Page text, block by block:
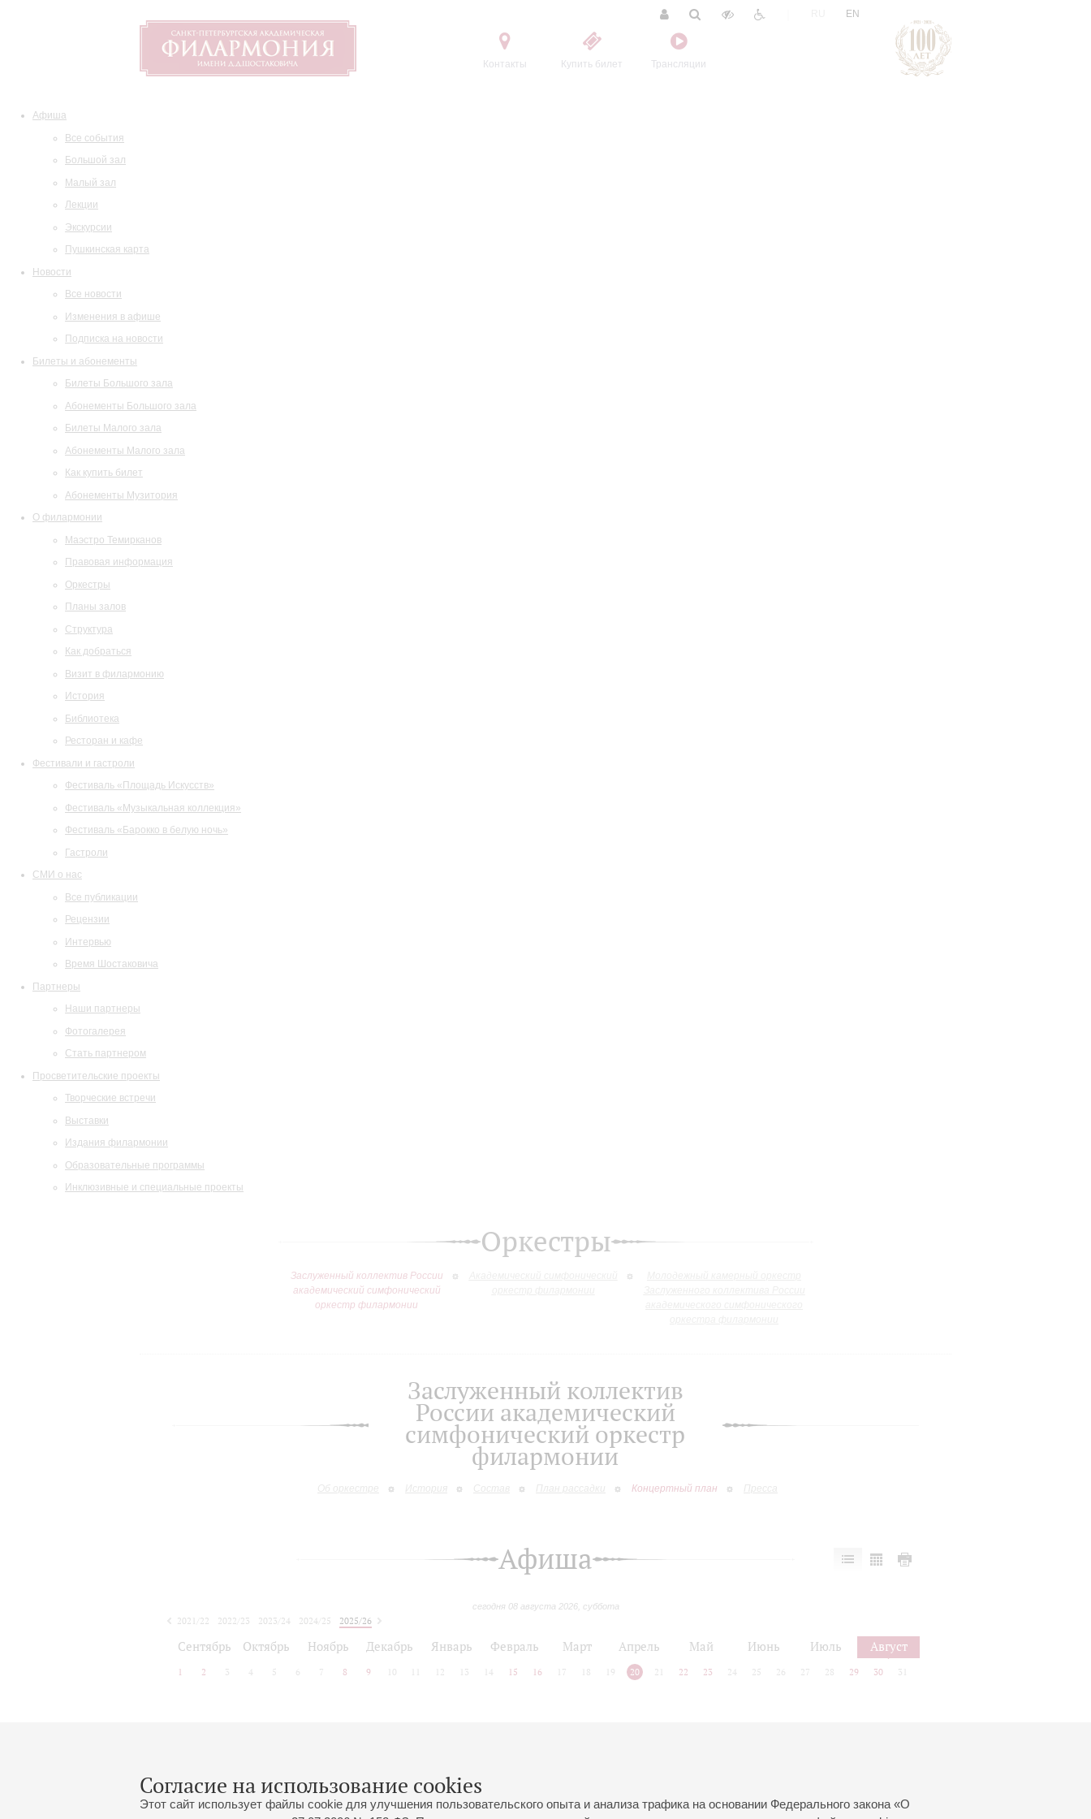
Контакты Купить билет Трансляции
EN
Афиша
Все события
Большой зал
Малый зал
Лекции
Экскурсии
Пушкинская карта
Новости
Все новости
Изменения в афише
Подписка на новости
Билеты и абонементы
Билеты Большого зала
Абонементы Большого зала
Билеты Малого зала
Абонементы Малого зала
Как купить билет
Абонементы Музитория
О филармонии
Маэстро Темирканов
Правовая информация
Оркестры
Планы залов
Структура
Как добраться
Визит в филармонию
История
Библиотека
Ресторан и кафе
Фестивали и гастроли
Фестиваль «Площадь Искусств»
Фестиваль «Музыкальная коллекция»
Фестиваль «Барокко в белую ночь»
Гастроли
СМИ о нас
Все публикации
Рецензии
Интервью
Время Шостаковича
Партнеры
Наши партнеры
Фотогалерея
Стать партнером
Просветительские проекты
Творческие встречи
Выставки
Издания филармонии
Образовательные программы
Инклюзивные и специальные проекты
Согласие на использование cookies
Этот сайт использует файлы cookie для улучшения пользовательского опыта и анализа трафика на основании Федерального закона «О
Оркестры
Заслуженный коллектив России
академический симфонический
оркестр филармонии
Заслуженный коллектив
России академический
симфонический оркестр
филармонии
Об оркестре История Состав План рассадки Концертный план Пресса
Афиша
сегодня 08 августа 2026, суббота
2021/22 2022/23 2023/24 2024/25
2025/26
Сентябрь Октябрь Ноябрь Декабрь Январь Февраль Март Апрель Май Июнь Июль Август
1 2 3 4 5 6 7 8 9 10 12 13 14 15 16 17 18 19 20 21 22 23 24 25 26 27 28 29 30 31